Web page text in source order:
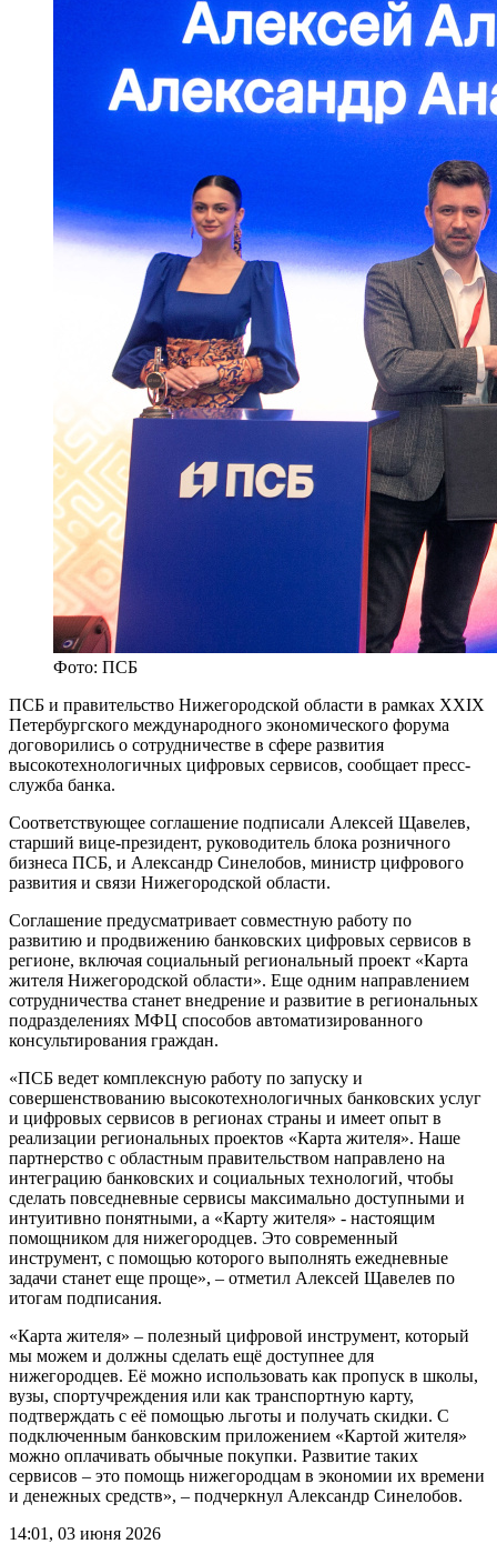
Фото: ПСБ
ПСБ и правительство Нижегородской области в рамках XXIX
Петербургского международного экономического форума
договорились о сотрудничестве в сфере развития
высокотехнологичных цифровых сервисов, сообщает пресс-
служба банка.
Соответствующее соглашение подписали Алексей Щавелев,
старший вице-президент, руководитель блока розничного
бизнеса ПСБ, и Александр Синелобов, министр цифрового
развития и связи Нижегородской области.
Соглашение предусматривает совместную работу по
развитию и продвижению банковских цифровых сервисов в
регионе, включая социальный региональный проект «Карта
жителя Нижегородской области». Еще одним направлением
сотрудничества станет внедрение и развитие в региональных
подразделениях МФЦ способов автоматизированного
консультирования граждан.
«ПСБ ведет комплексную работу по запуску и
совершенствованию высокотехнологичных банковских услуг
и цифровых сервисов в регионах страны и имеет опыт в
реализации региональных проектов «Карта жителя». Наше
партнерство с областным правительством направлено на
интеграцию банковских и социальных технологий, чтобы
сделать повседневные сервисы максимально доступными и
интуитивно понятными, а «Карту жителя» - настоящим
помощником для нижегородцев. Это современный
инструмент, с помощью которого выполнять ежедневные
задачи станет еще проще», – отметил Алексей Щавелев по
итогам подписания.
«Карта жителя» – полезный цифровой инструмент, который
мы можем и должны сделать ещё доступнее для
нижегородцев. Её можно использовать как пропуск в школы,
вузы, спортучреждения или как транспортную карту,
подтверждать с её помощью льготы и получать скидки. С
подключенным банковским приложением «Картой жителя»
можно оплачивать обычные покупки. Развитие таких
сервисов – это помощь нижегородцам в экономии их времени
и денежных средств», – подчеркнул Александр Синелобов.
14:01, 03 июня 2026